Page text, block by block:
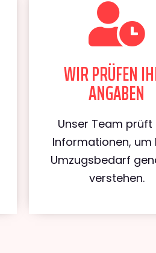
WIR PRÜFEN
ANGABEN
Unser Team prüft
Informationen, um
Umzugsbedarf
verstehen.